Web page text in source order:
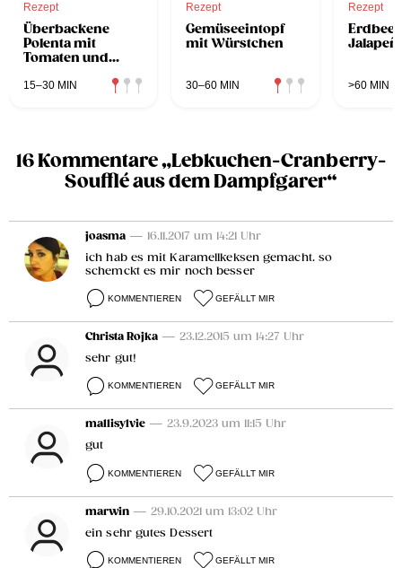
Rezept
Überbackene
Polenta mit
Tomaten und
15–30 MIN
Rezept
Gemüseeintopf
mit Würstchen
30–60 MIN
Rezept
>60 MIN
16 Kommentare „Lebkuchen-Cranberry-
Soufflé aus dem Dampfgarer“
joasma — 16.11.2017 um 14:21 Uhr
ich hab es mit Karamellkeksen gemacht. so
schemckt es mir noch besser
KOMMENTIEREN GEFÄLLT MIR
Christa Rojka — 23.12.2015 um 14:27 Uhr
sehr gut!
KOMMENTIEREN GEFÄLLT MIR
mallisylvie — 23.9.2023 um 11:15 Uhr
gut
KOMMENTIEREN GEFÄLLT MIR
marwin — 29.10.2021 um 13:02 Uhr
ein sehr gutes Dessert
KOMMENTIEREN GEFÄLLT MIR